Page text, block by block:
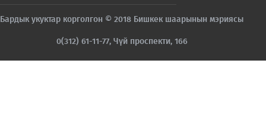
Бардык укуктар корголгон © 2018 Бишкек шаарынын мэриясы
0(312) 61-11-77, Чүй проспекти, 166